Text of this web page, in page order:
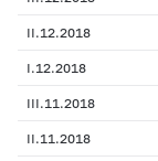
II.12.2018
I.12.2018
III.11.2018
II.11.2018